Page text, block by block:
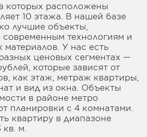
которых расположены
10 этажа. В нашей базе
лучшие объекты,
технологиям и
материалов. У нас есть
ценовых сегментах —
которые зависят от
как этаж, метраж квартиры,
и вид из окна. Объекты
в районе метро
планировки с 4 комнатами.
квартиру в диапазоне
м.